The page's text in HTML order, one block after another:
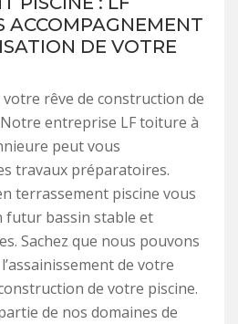
ACCOMPAGNEMENT
DE VOTRE
rêve de construction de
entreprise LF toiture à
peut vous
travaux préparatoires.
terrassement piscine vous
futur bassin stable et
Sachez que nous pouvons
de votre
de votre piscine.
de nos domaines de